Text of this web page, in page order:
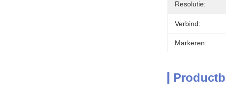
Resolutie:
Verbind:
Markeren: